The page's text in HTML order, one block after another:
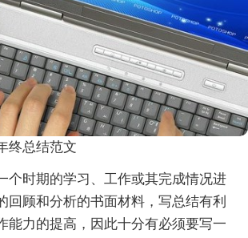
终总结范文
个时期的学习、工作或其完成情况进
回顾和分析的书面材料，写总结有利
能力的提高，因此十分有必须要写一